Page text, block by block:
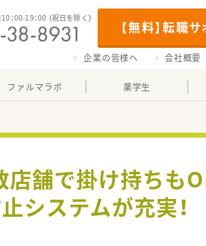
【無料】転職
：00-19：00 （祝日を除く）
企業の皆様へ 会社概要
ファルマラボ 薬学生
舗で掛け持ちも
システムが充実！